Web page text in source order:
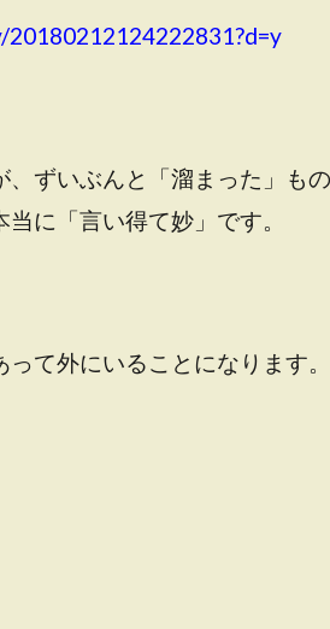
ずいぶんと「溜まった」も
に「言い得て妙」です。
て外にいることになります